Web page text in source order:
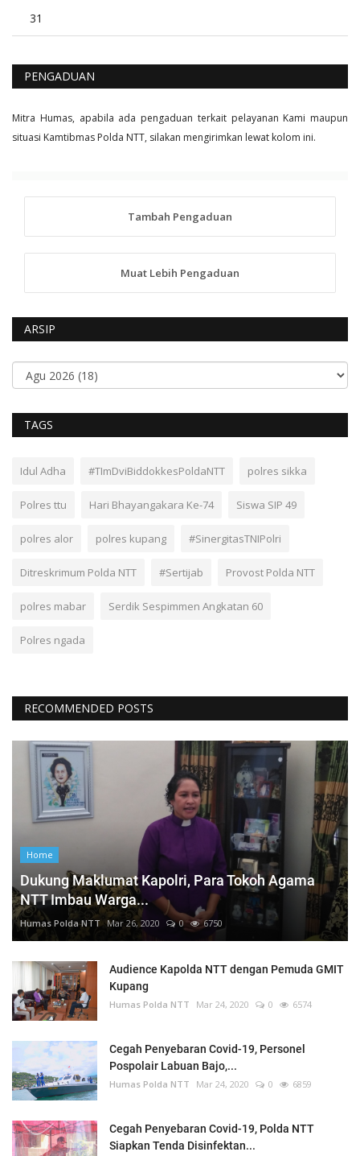
31
PENGADUAN
Mitra Humas, apabila ada pengaduan terkait pelayanan Kami maupun
situasi Kamtibmas Polda NTT, silakan mengirimkan lewat kolom ini.
Tambah Pengaduan
Muat Lebih Pengaduan
ARSIP
TAGS
Idul Adha #TImDviBiddokkesPoldaNTT polres sikka
Polres ttu Hari Bhayangakara Ke-74 Siswa SIP 49
polres alor polres kupang #SinergitasTNIPolri
Ditreskrimum Polda NTT #Sertijab Provost Polda NTT
polres mabar Serdik Sespimmen Angkatan 60
Polres ngada
RECOMMENDED POSTS
Home
Dukung Maklumat Kapolri, Para Tokoh Agama
NTT Imbau Warga...
Humas Polda NTT Mar 26, 2020 0 6750
Audience Kapolda NTT dengan Pemuda GMIT
Kupang
Humas Polda NTT Mar 24, 2020 0 6574
Cegah Penyebaran Covid-19, Personel
Pospolair Labuan Bajo,...
Humas Polda NTT Mar 24, 2020 0 6859
Cegah Penyebaran Covid-19, Polda NTT
Siapkan Tenda Disinfektan...